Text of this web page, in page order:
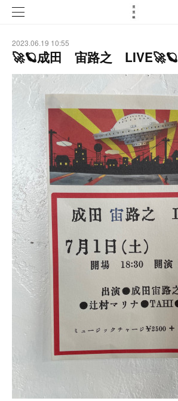
2023.06.19 10:55
🚀🪐成田 宙路之 LIVE🚀🪐